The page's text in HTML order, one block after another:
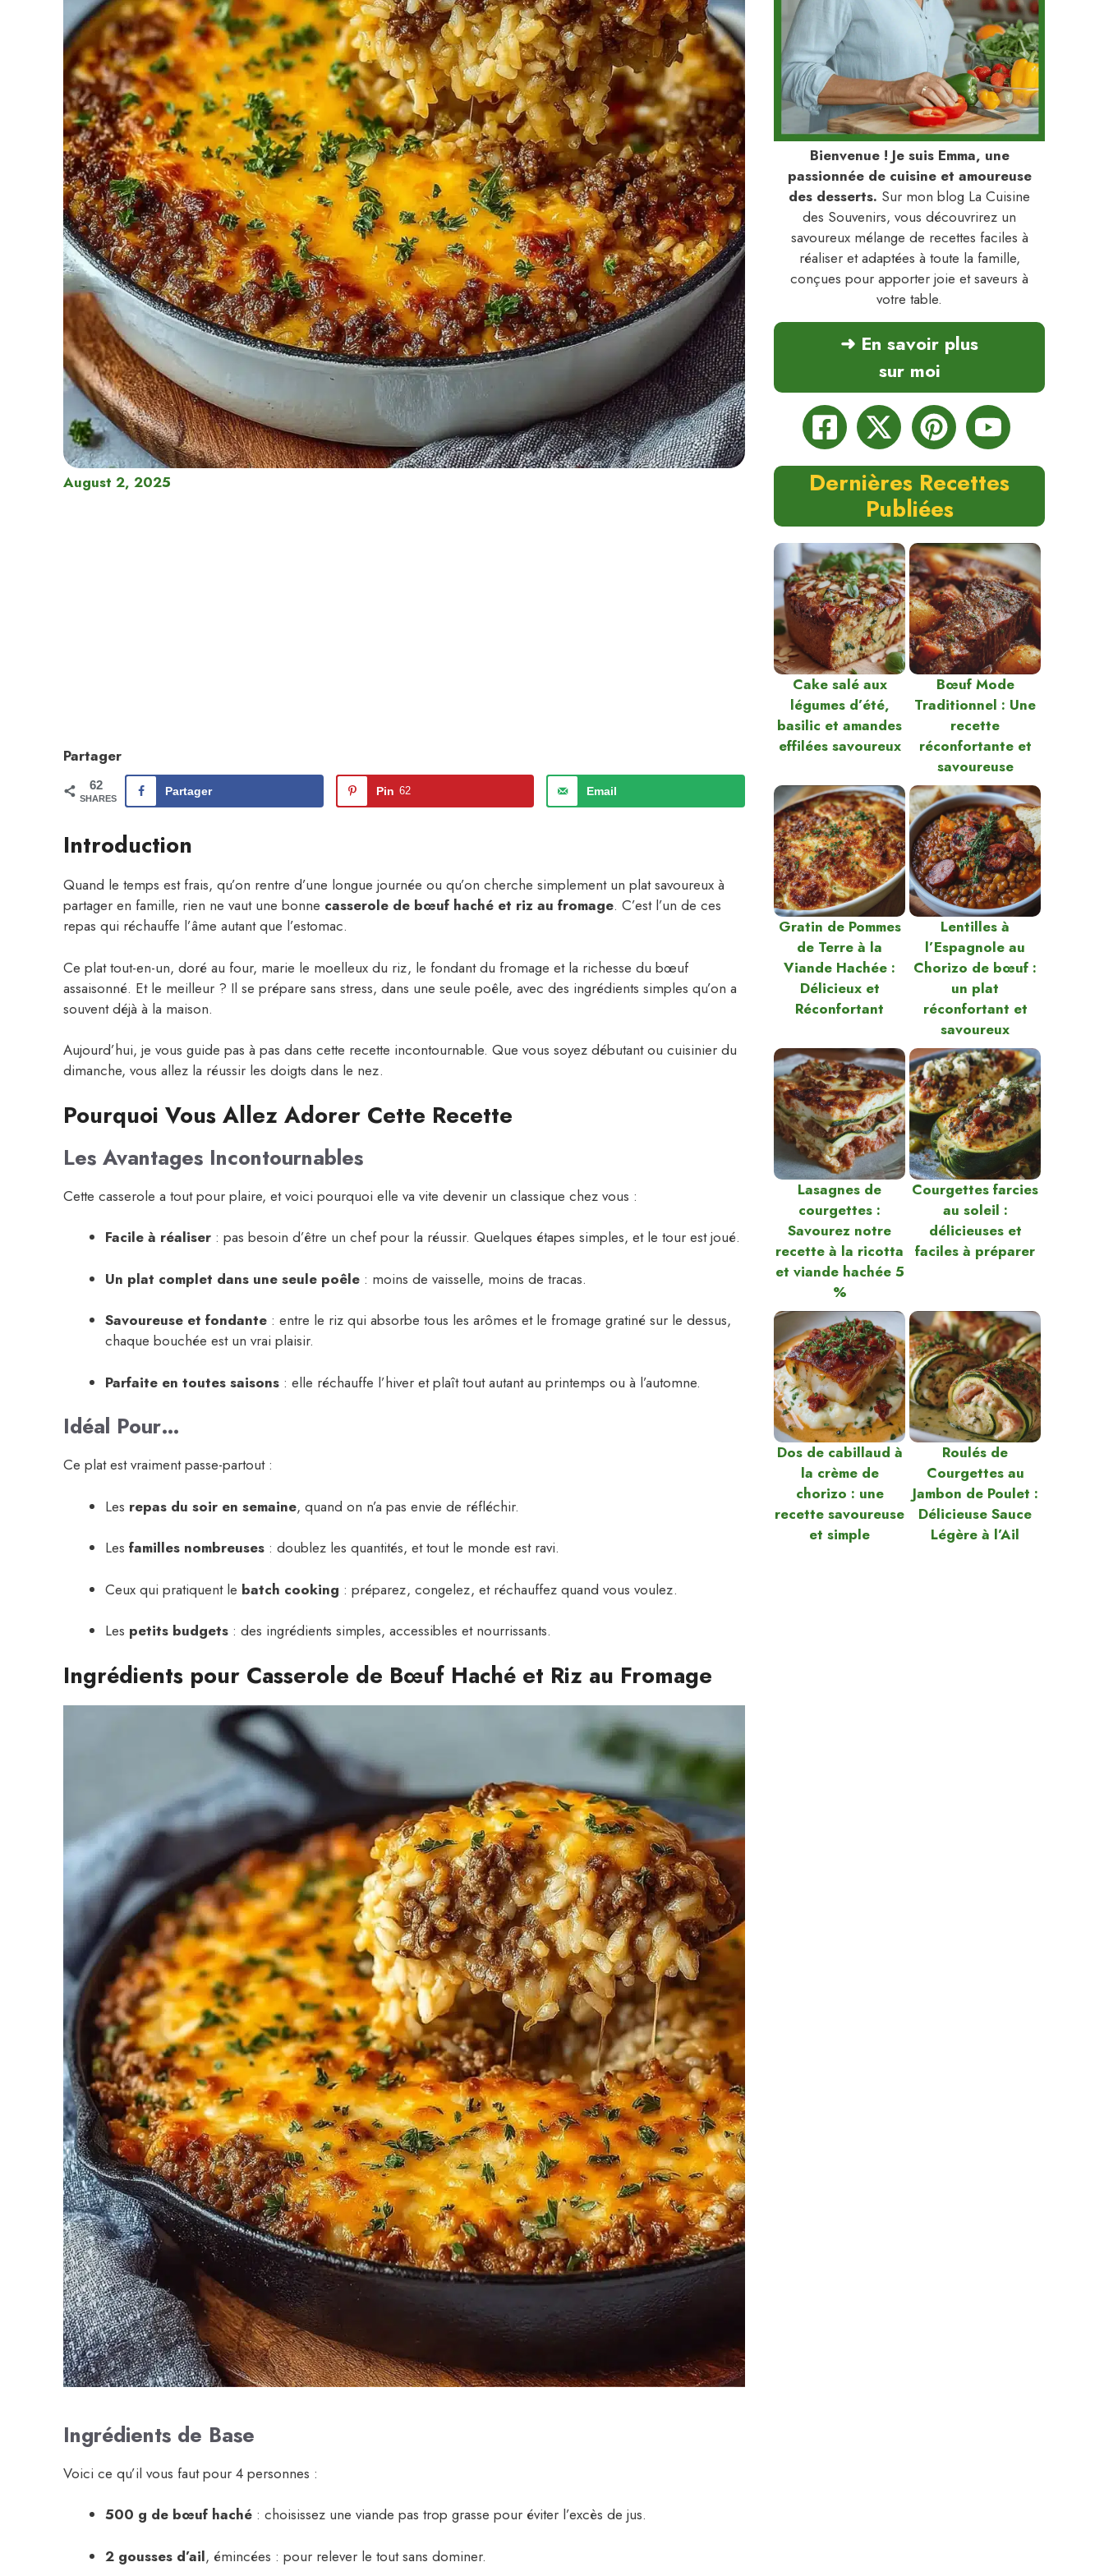
August 2, 2025
Partager
62
SHARES
Partager Pin 62 Email
Introduction
Quand le temps est frais, qu’on rentre d’une longue journée ou qu’on cherche simplement un plat savoureux à
partager en famille, rien ne vaut une bonne casserole de bœuf haché et riz au fromage. C’est l’un de ces
repas qui réchauffe l’âme autant que l’estomac.
Ce plat tout-en-un, doré au four, marie le moelleux du riz, le fondant du fromage et la richesse du bœuf
assaisonné. Et le meilleur ? Il se prépare sans stress, dans une seule poêle, avec des ingrédients simples qu’on a
souvent déjà à la maison.
Aujourd’hui, je vous guide pas à pas dans cette recette incontournable. Que vous soyez débutant ou cuisinier du
dimanche, vous allez la réussir les doigts dans le nez.
Pourquoi Vous Allez Adorer Cette Recette
Les Avantages Incontournables
Cette casserole a tout pour plaire, et voici pourquoi elle va vite devenir un classique chez vous :
Facile à réaliser : pas besoin d’être un chef pour la réussir. Quelques étapes simples, et le tour est joué.
Un plat complet dans une seule poêle : moins de vaisselle, moins de tracas.
Savoureuse et fondante : entre le riz qui absorbe tous les arômes et le fromage gratiné sur le dessus,
chaque bouchée est un vrai plaisir.
Parfaite en toutes saisons : elle réchauffe l’hiver et plaît tout autant au printemps ou à l’automne.
Idéal Pour…
Ce plat est vraiment passe-partout :
Les repas du soir en semaine, quand on n’a pas envie de réfléchir.
Les familles nombreuses : doublez les quantités, et tout le monde est ravi.
Ceux qui pratiquent le batch cooking : préparez, congelez, et réchauffez quand vous voulez.
Les petits budgets : des ingrédients simples, accessibles et nourrissants.
Ingrédients pour Casserole de Bœuf Haché et Riz au Fromage
Ingrédients de Base
Voici ce qu’il vous faut pour 4 personnes :
500 g de bœuf haché : choisissez une viande pas trop grasse pour éviter l’excès de jus.
2 gousses d’ail, émincées : pour relever le tout sans dominer.
Bienvenue ! Je suis Emma, une
passionnée de cuisine et amoureuse
des desserts. Sur mon blog La Cuisine
des Souvenirs, vous découvrirez un
savoureux mélange de recettes faciles à
réaliser et adaptées à toute la famille,
conçues pour apporter joie et saveurs à
votre table.
➜ En savoir plus
sur moi
Dernières Recettes
Publiées
Cake salé aux
légumes d’été,
basilic et amandes
effilées savoureux
Bœuf Mode
Traditionnel : Une
recette
réconfortante et
savoureuse
Gratin de Pommes
de Terre à la
Viande Hachée :
Délicieux et
Réconfortant
Lentilles à
l’Espagnole au
Chorizo de bœuf :
un plat
réconfortant et
savoureux
Lasagnes de
courgettes :
Savourez notre
recette à la ricotta
et viande hachée 5
%
Courgettes farcies
au soleil :
délicieuses et
faciles à préparer
Dos de cabillaud à
la crème de
chorizo : une
recette savoureuse
et simple
Roulés de
Courgettes au
Jambon de Poulet :
Délicieuse Sauce
Légère à l’Ail